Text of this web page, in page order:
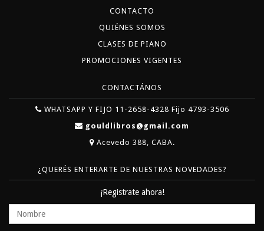
CONTACTO
QUIÉNES SOMOS
CLASES DE PIANO
PROMOCIONES VIGENTES
CONTACTÁNOS
WHATSAPP Y FIJO 11-2658-4328 Fijo 4793-3506
gouldlibros@gmail.com
Acevedo 388, CABA.
¿QUERÉS ENTERARTE DE NUESTRAS NOVEDADES?
¡Registrate ahora!